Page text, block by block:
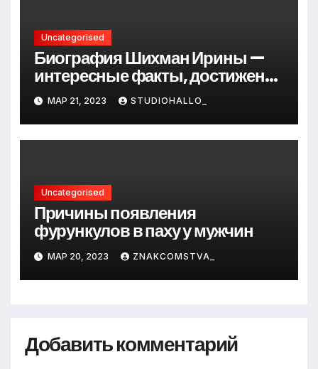
Uncategorised
Биография Шихман Ирины —
интересные факты, достижения
и путь к успеху
МАР 21, 2023 STUDIOHALLO_
Uncategorised
Причины появления
фурункулов в паху у мужчин
МАР 20, 2023 ZNAKCOMSTVA_
Добавить комментарий